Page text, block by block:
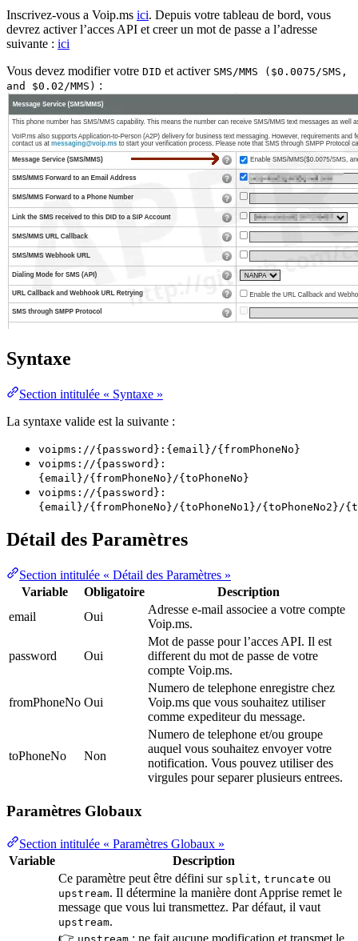
Inscrivez-vous a Voip.ms ici. Depuis votre tableau de bord, vous
devrez activer l’acces API et creer un mot de passe a l’adresse
suivante : ici
Vous devez modifier votre DID et activer SMS/MMS ($0.0075/SMS,
and $0.02/MMS) :
Syntaxe
Section intitulée « Syntaxe »
La syntaxe valide est la suivante :
voipms://{password}:{email}/{fromPhoneNo}
voipms://{password}:
{email}/{fromPhoneNo}/{toPhoneNo}
voipms://{password}:
{email}/{fromPhoneNo}/{toPhoneNo1}/{toPhoneNo2}/
Détail des Paramètres
Section intitulée « Détail des Paramètres »
Variable
Obligatoire
Description
email
Oui
Adresse e-mail associee a votre compte
Voip.ms.
password Oui
Mot de passe pour l’acces API. Il est
different du mot de passe de votre
compte Voip.ms.
fromPhoneNo Oui
Numero de telephone enregistre chez
Voip.ms que vous souhaitez utiliser
comme expediteur du message.
toPhoneNo Non
Numero de telephone et/ou groupe
auquel vous souhaitez envoyer votre
notification. Vous pouvez utiliser des
virgules pour separer plusieurs entrees.
Paramètres Globaux
Section intitulée « Paramètres Globaux »
Variable
Description
Ce paramètre peut être défini sur split, truncate ou
upstream. Il détermine la manière dont Apprise remet le
message que vous lui transmettez. Par défaut, il vaut
upstream.
👉
: ne fait aucune modification et transmet le